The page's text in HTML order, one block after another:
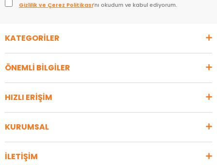
Gizlilik ve Çerez Politikası’nı okudum ve kabul ediyorum.
KATEGORİLER
ÖNEMLİ BİLGİLER
HIZLI ERİŞİM
KURUMSAL
İLETİŞİM